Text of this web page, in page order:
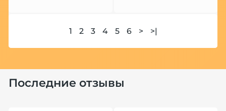
1 2 3 4 5 6 > >|
Последние отзывы